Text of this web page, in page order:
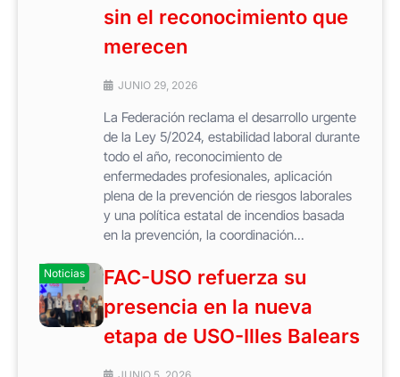
sin el reconocimiento que
merecen
JUNIO 29, 2026
La Federación reclama el desarrollo urgente
de la Ley 5/2024, estabilidad laboral durante
todo el año, reconocimiento de
enfermedades profesionales, aplicación
plena de la prevención de riesgos laborales
y una política estatal de incendios basada
en la prevención, la coordinación...
Noticias
FAC-USO refuerza su
presencia en la nueva
etapa de USO-Illes Balears